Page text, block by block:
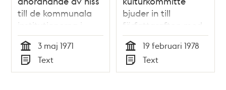
till de kommunala
institutionerna i
Högdalsgången 18
och 24 -
Kommunfullmäktige
1971
Tid
3 maj 1971
Typ
Text
bjuder in till
författarafton med
författaren Katarina
Taikon
Tid
19 februari 1978
Typ
Text